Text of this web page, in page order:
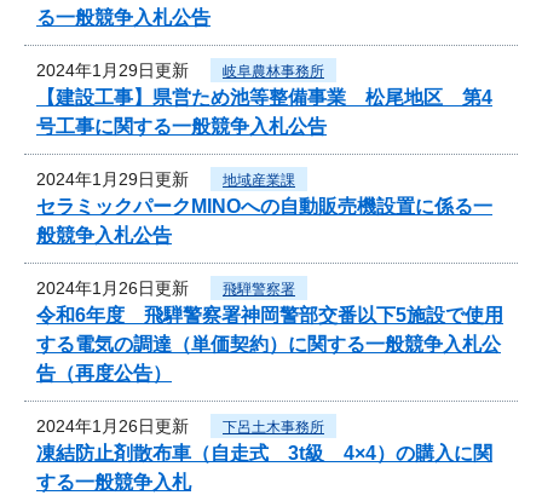
る一般競争入札公告
2024年1月29日更新 岐阜農林事務所
【建設工事】県営ため池等整備事業 松尾地区 第4
号工事に関する一般競争入札公告
2024年1月29日更新 地域産業課
セラミックパークMINOへの自動販売機設置に係る一
般競争入札公告
2024年1月26日更新 飛騨警察署
令和6年度 飛騨警察署神岡警部交番以下5施設で使用
する電気の調達（単価契約）に関する一般競争入札公
告（再度公告）
2024年1月26日更新 下呂土木事務所
凍結防止剤散布車（自走式 3t級 4×4）の購入に関
する一般競争入札